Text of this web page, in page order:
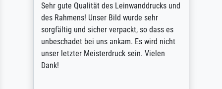
Sehr gute Qualität des Leinwanddrucks und
des Rahmens! Unser Bild wurde sehr
sorgfältig und sicher verpackt, so dass es
unbeschadet bei uns ankam. Es wird nicht
unser letzter Meisterdruck sein. Vielen
Dank!